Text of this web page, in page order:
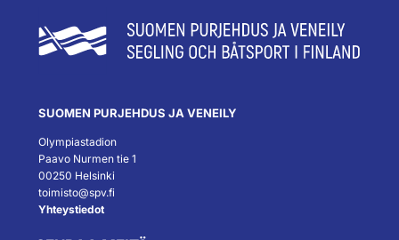
SUOMEN PURJEHDUS JA VENEILY
Olympiastadion
Paavo Nurmen tie 1
00250 Helsinki
toimisto@spv.fi
Yhteystiedot